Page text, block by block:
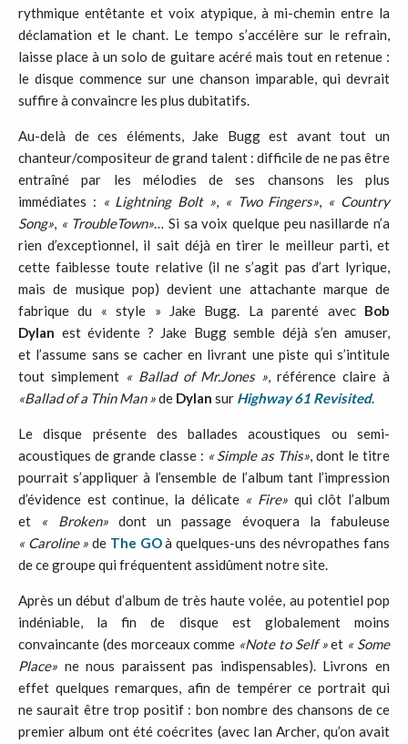
rythmique entêtante et voix atypique, à mi-chemin entre la
déclamation et le chant. Le tempo s’accélère sur le refrain,
laisse place à un solo de guitare acéré mais tout en retenue :
le disque commence sur une chanson imparable, qui devrait
suffire à convaincre les plus dubitatifs.
Au-delà de ces éléments, Jake Bugg est avant tout un
chanteur/compositeur de grand talent : difficile de ne pas être
entraîné par les mélodies de ses chansons les plus
immédiates : « Lightning Bolt », « Two Fingers», « Country
Song», « TroubleTown»… Si sa voix quelque peu nasillarde n’a
rien d’exceptionnel, il sait déjà en tirer le meilleur parti, et
cette faiblesse toute relative (il ne s’agit pas d’art lyrique,
mais de musique pop) devient une attachante marque de
fabrique du « style » Jake Bugg. La parenté avec Bob
Dylan est évidente ? Jake Bugg semble déjà s’en amuser,
et l’assume sans se cacher en livrant une piste qui s’intitule
tout simplement « Ballad of Mr.Jones », référence claire à
«Balladof a Thin Man »de Dylan sur Highway 61 Revisited.
Le disque présente des ballades acoustiques ou semi-
acoustiques de grande classe : « Simple as This», dont le titre
pourrait s’appliquer à l’ensemble de l’album tant l’impression
d’évidence est continue, la délicate « Fire» qui clôt l’album
et « Broken»dont un passage évoquera la fabuleuse
« Caroline » de The GOà quelques-uns des névropathes fans
de ce groupe qui fréquentent assidûment notre site.
Après un début d’album de très haute volée, au potentiel pop
indéniable, la fin de disque est globalement moins
convaincante (des morceaux comme «Note to Self »et « Some
Place» ne nous paraissent pas indispensables). Livrons en
effet quelques remarques, afin de tempérer ce portrait qui
ne saurait être trop positif : bon nombre des chansons de ce
premier album ont été coécrites (avec Ian Archer, qu’on avait